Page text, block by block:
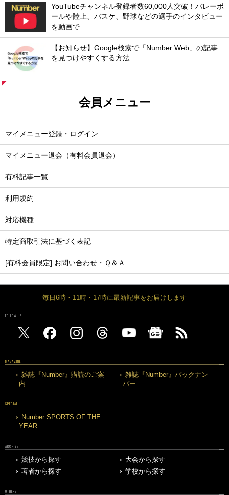
YouTubeチャンネル登録者数60,000人突破！バレーボ
ールや陸上、バスケ、野球などの選手のインタビュー
を動画で
【お知らせ】Google検索で「Number Web」の記事
を見つけやすくする方法
会員メニュー
マイメニュー登録・ログイン
マイメニュー退会（有料会員退会）
有料記事一覧
利用規約
対応機種
特定商取引法に基づく表記
[有料会員限定] お問い合わせ・Ｑ＆Ａ
毎日6時・11時・17時に最新記事をお届けします
FOLLOW US
MAGAZINE
雑誌『Number』購読のご案
内
雑誌『Number』バックナン
バー
SPECIAL
Number SPORTS OF THE
YEAR
ARCHIVE
競技から探す
大会から探す
著者から探す
学校から探す
OTHERS